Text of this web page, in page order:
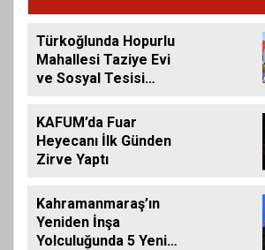
Türkoğlunda Hopurlu
Mahallesi Taziye Evi
ve Sosyal Tesisi
KAFUM’da Fuar
Heyecanı İlk Günden
Zirve Yaptı
Kahramanmaraş’ın
Yeniden İnşa
Yolculuğunda 5 Yeni